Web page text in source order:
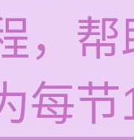
，
每